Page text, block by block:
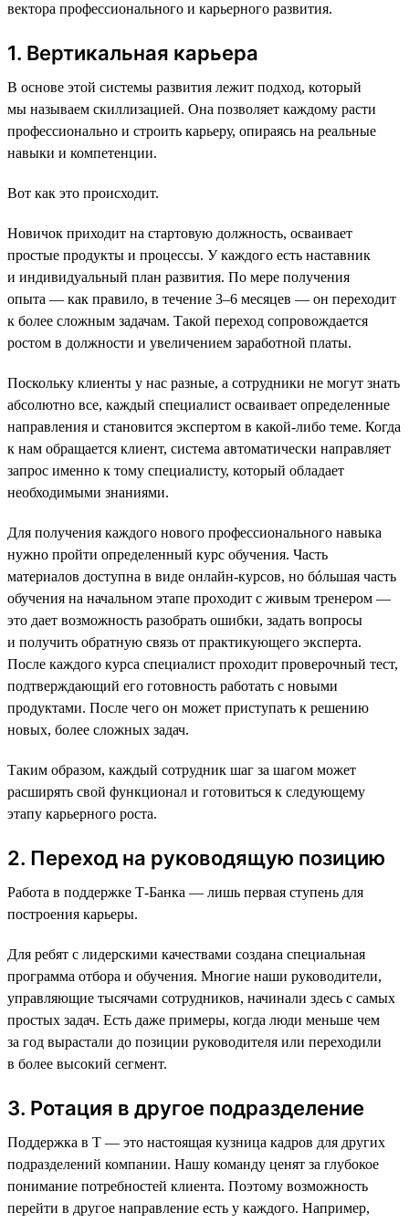
вектора профессионального и карьерного развития.
1. Вертикальная карьера
В основе этой системы развития лежит подход, который
мы называем скиллизацией. Она позволяет каждому расти
профессионально и строить карьеру, опираясь на реальные
навыки и компетенции.
Вот как это происходит.
Новичок приходит на стартовую должность, осваивает
простые продукты и процессы. У каждого есть наставник
и индивидуальный план развития. По мере получения
опыта — как правило, в течение 3–6 месяцев — он переходит
к более сложным задачам. Такой переход сопровождается
ростом в должности и увеличением заработной платы.
Поскольку клиенты у нас разные, а сотрудники не могут знать
абсолютно все, каждый специалист осваивает определенные
направления и становится экспертом в какой-либо теме. Когда
к нам обращается клиент, система автоматически направляет
запрос именно к тому специалисту, который обладает
необходимыми знаниями.
Для получения каждого нового профессионального навыка
нужно пройти определенный курс обучения. Часть
материалов доступна в виде онлайн-курсов, но бóльшая часть
обучения на начальном этапе проходит с живым тренером —
это дает возможность разобрать ошибки, задать вопросы
и получить обратную связь от практикующего эксперта.
После каждого курса специалист проходит проверочный тест,
подтверждающий его готовность работать с новыми
продуктами. После чего он может приступать к решению
новых, более сложных задач.
Таким образом, каждый сотрудник шаг за шагом может
расширять свой функционал и готовиться к следующему
этапу карьерного роста.
2. Переход на руководящую позицию
Работа в поддержке Т-Банка — лишь первая ступень для
построения карьеры.
Для ребят с лидерскими качествами создана специальная
программа отбора и обучения. Многие наши руководители,
управляющие тысячами сотрудников, начинали здесь с самых
простых задач. Есть даже примеры, когда люди меньше чем
за год вырастали до позиции руководителя или переходили
в более высокий сегмент.
3. Ротация в другое подразделение
Поддержка в Т — это настоящая кузница кадров для других
подразделений компании. Нашу команду ценят за глубокое
понимание потребностей клиента. Поэтому возможность
перейти в другое направление есть у каждого. Например,